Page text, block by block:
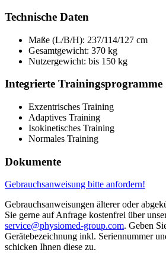
Technische Daten
Maße (L/B/H): 237/114/127 cm
Gesamtgewicht: 370 kg
Nutzergewicht: bis 150 kg
Integrierte Trainingsprogramme
Exzentrisches Training
Adaptives Training
Isokinetisches Training
Normales Training
Dokumente
Gebrauchsanweisung bitte anfordern!
Gebrauchsanweisungen älterer oder
Sie gerne auf Anfrage kostenfrei über
service@physiomed-group.com. Geben
Gerätebezeichnung inkl. Seriennummer
schicken Ihnen diese zu.